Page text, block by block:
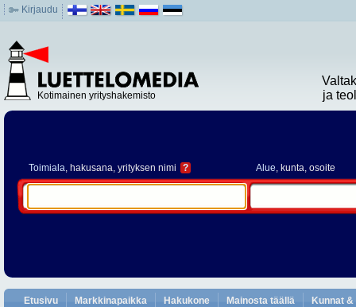
Kirjaudu
Kotimainen yrityshakemisto
ja
Toimiala, hakusana, yrityksen nimi ? Alue, kunta, osoite
Etusivu Markkinapaikka Hakukone Mainosta täällä Kunnat